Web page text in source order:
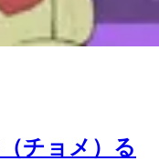
チョメ）る